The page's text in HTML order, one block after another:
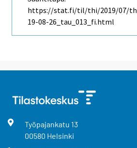
https://stat.fi/til/thi/2019/07/
19-08-26_tau_013_fi.html
Työpajankatu 13
00580 Helsinki